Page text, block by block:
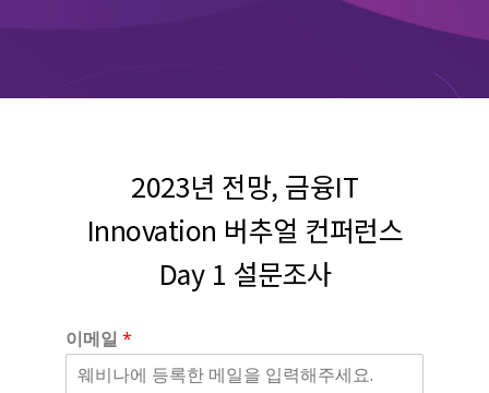
2023년 전망, 금융IT
Innovation 버추얼 컨퍼런스
Day 1 설문조사
이메일 *